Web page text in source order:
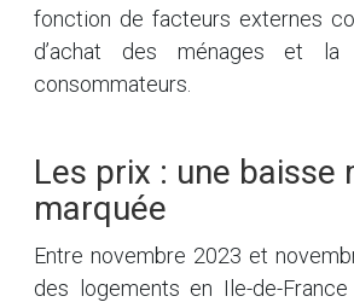
fonction de facteurs externes
d’achat des ménages et la
consommateurs.
Les prix : une baisse
marquée
Entre novembre 2023 et
des logements en Ile-de-